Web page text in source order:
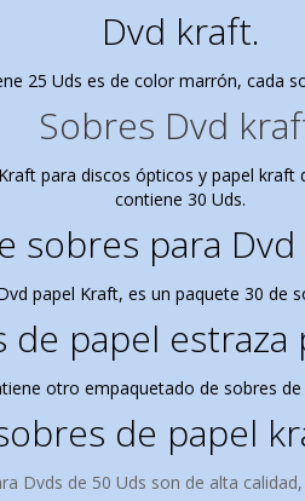
Dvd kraft.
25 Uds es de color marrón, cada
Sobres Dvd
para discos ópticos y papel
contiene 30 Uds.
sobres para
papel Kraft, es un paquete 30 de
de papel estraza
otro empaquetado de sobres
de papel
Dvds de 50 Uds son de alta